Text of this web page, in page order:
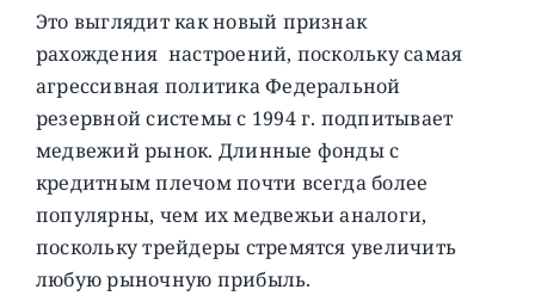
Это выглядит как новый признак
рахождения настроений, поскольку самая
агрессивная политика Федеральной
резервной системы с 1994 г. подпитывает
медвежий рынок. Длинные фонды с
кредитным плечом почти всегда более
популярны, чем их медвежьи аналоги,
поскольку трейдеры стремятся увеличить
любую рыночную прибыль.